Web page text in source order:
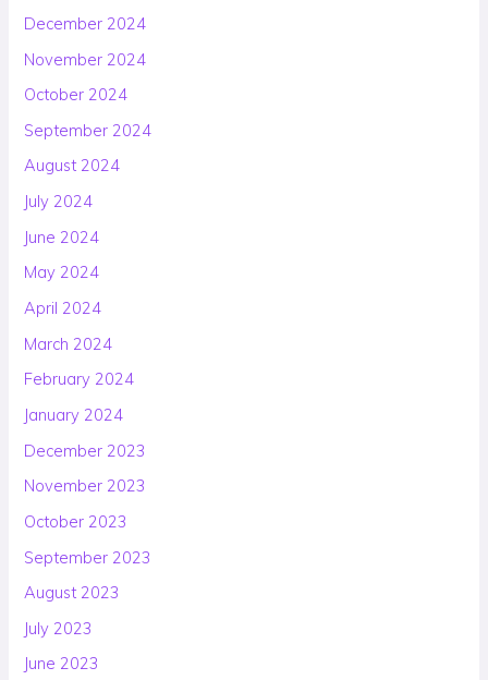
December 2024
November 2024
October 2024
September 2024
August 2024
July 2024
June 2024
May 2024
April 2024
March 2024
February 2024
January 2024
December 2023
November 2023
October 2023
September 2023
August 2023
July 2023
June 2023